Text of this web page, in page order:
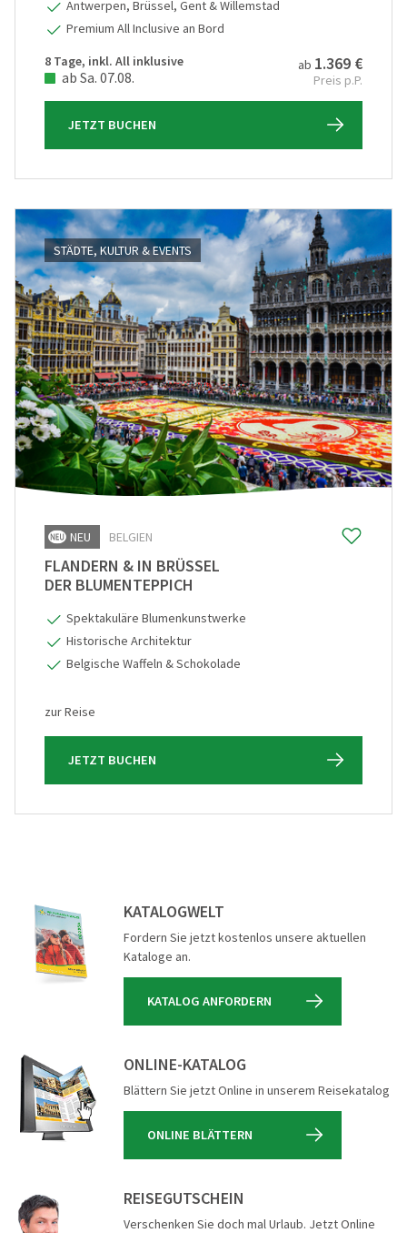
Antwerpen, Brüssel, Gent & Willemstad
Premium All Inclusive an Bord
8 Tage, inkl. All inklusive
ab Sa. 07.08.
ab 1.369 €
Preis p.P.
JETZT BUCHEN
STÄDTE, KULTUR & EVENTS
NEU BELGIEN
FLANDERN & IN BRÜSSEL
DER BLUMENTEPPICH
Spektakuläre Blumenkunstwerke
Historische Architektur
Belgische Waffeln & Schokolade
zur Reise
JETZT BUCHEN
KATALOGWELT
Fordern Sie jetzt kostenlos unsere aktuellen
Kataloge an.
KATALOG ANFORDERN
ONLINE-KATALOG
Blättern Sie jetzt Online in unserem Reisekatalog
ONLINE BLÄTTERN
REISEGUTSCHEIN
Verschenken Sie doch mal Urlaub. Jetzt Online